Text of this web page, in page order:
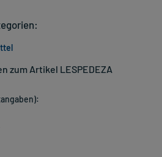
zum Artikel LESPEDEZA